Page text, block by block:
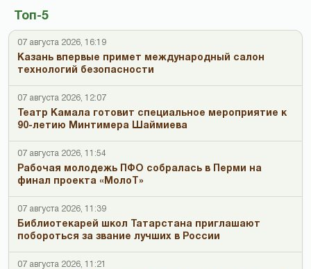
Топ-5
07 августа 2026, 16:19
Казань впервые примет международный салон
технологий безопасности
07 августа 2026, 12:07
Театр Камала готовит специальное мероприятие к
90-летию Минтимера Шаймиева
07 августа 2026, 11:54
Рабочая молодежь ПФО собралась в Перми на
финал проекта «МолоТ»
07 августа 2026, 11:39
Библиотекарей школ Татарстана приглашают
побороться за звание лучших в России
07 августа 2026, 11:21